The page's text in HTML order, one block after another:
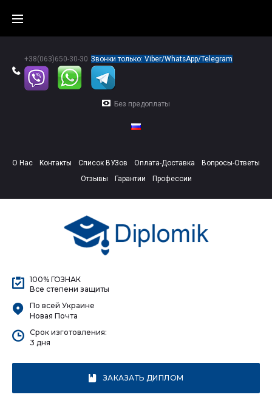
content
+38(063)650-30-30 Звонки только: Viber/WhatsApp/Telegram
Без предоплаты
О Нас Контакты Список ВУЗов Оплата-Доставка
Вопросы-Ответы
Отзывы
Гарантии Профессии
100% ГОЗНАК
Все степени защиты
По всей Украине
Новая Почта
Срок изготовления:
3 дня
ЗАКАЗАТЬ ДИПЛОМ